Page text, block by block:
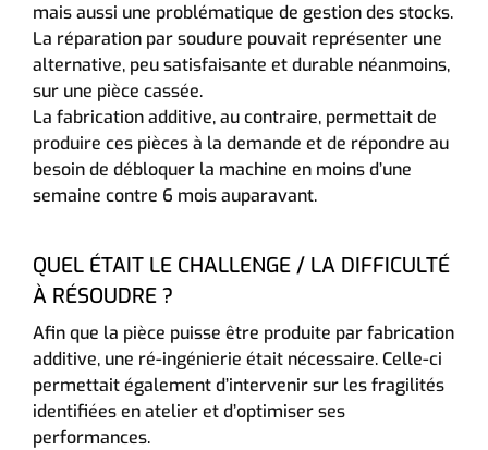
mais aussi une problématique de gestion des stocks.
La réparation par soudure pouvait représenter une
alternative, peu satisfaisante et durable néanmoins,
sur une pièce cassée.
La fabrication additive, au contraire, permettait de
produire ces pièces à la demande et de répondre au
besoin de débloquer la machine en moins d’une
semaine contre 6 mois auparavant.
QUEL ÉTAIT LE CHALLENGE / LA DIFFICULTÉ
À RÉSOUDRE ?
Afin que la pièce puisse être produite par fabrication
additive, une ré-ingénierie était nécessaire. Celle-ci
permettait également d’intervenir sur les fragilités
identifiées en atelier et d’optimiser ses
performances.